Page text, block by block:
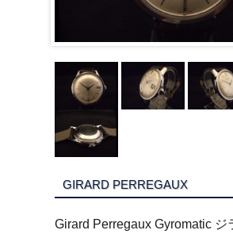
GIRARD PERREGAUX
Girard Perregaux Gyromatic ジ